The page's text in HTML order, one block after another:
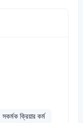
সকর্মক ক্রিয়ার কর্ম